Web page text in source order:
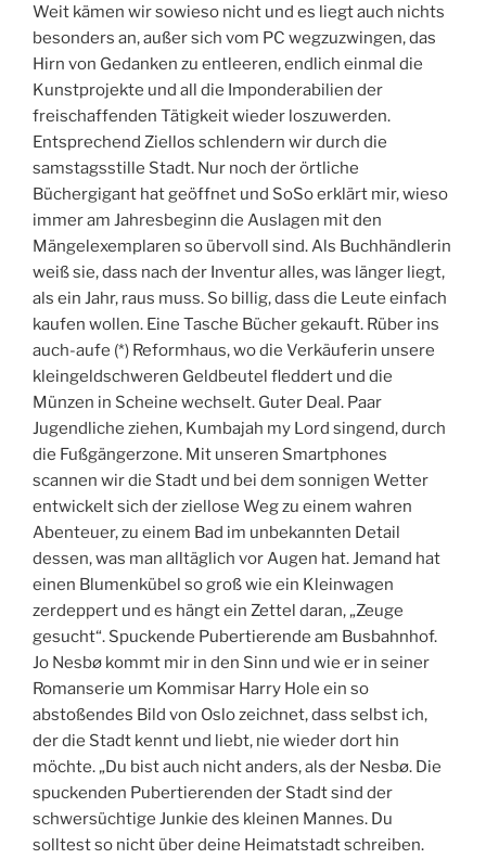
Weit kämen wir sowieso nicht und es liegt auch nichts
besonders an, außer sich vom PC wegzuzwingen, das
Hirn von Gedanken zu entleeren, endlich einmal die
Kunstprojekte und all die Imponderabilien der
freischaffenden Tätigkeit wieder loszuwerden.
Entsprechend Ziellos schlendern wir durch die
samstagsstille Stadt. Nur noch der örtliche
Büchergigant hat geöffnet und SoSo erklärt mir, wieso
immer am Jahresbeginn die Auslagen mit den
Mängelexemplaren so übervoll sind. Als Buchhändlerin
weiß sie, dass nach der Inventur alles, was länger liegt,
als ein Jahr, raus muss. So billig, dass die Leute einfach
kaufen wollen. Eine Tasche Bücher gekauft. Rüber ins
auch-aufe (*) Reformhaus, wo die Verkäuferin unsere
kleingeldschweren Geldbeutel fleddert und die
Münzen in Scheine wechselt. Guter Deal. Paar
Jugendliche ziehen, Kumbajah my Lord singend, durch
die Fußgängerzone. Mit unseren Smartphones
scannen wir die Stadt und bei dem sonnigen Wetter
entwickelt sich der ziellose Weg zu einem wahren
Abenteuer, zu einem Bad im unbekannten Detail
dessen, was man alltäglich vor Augen hat. Jemand hat
einen Blumenkübel so groß wie ein Kleinwagen
zerdeppert und es hängt ein Zettel daran, „Zeuge
gesucht“. Spuckende Pubertierende am Busbahnhof.
Jo Nesbø kommt mir in den Sinn und wie er in seiner
Romanserie um Kommisar Harry Hole ein so
abstoßendes Bild von Oslo zeichnet, dass selbst ich,
der die Stadt kennt und liebt, nie wieder dort hin
möchte. „Du bist auch nicht anders, als der Nesbø. Die
spuckenden Pubertierenden der Stadt sind der
schwersüchtige Junkie des kleinen Mannes. Du
solltest so nicht über deine Heimatstadt schreiben.